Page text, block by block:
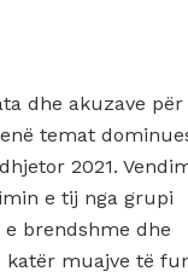
dhe akuzave për
temat
2021.
e tij nga grupi
brendshme dhe
katër muajve të